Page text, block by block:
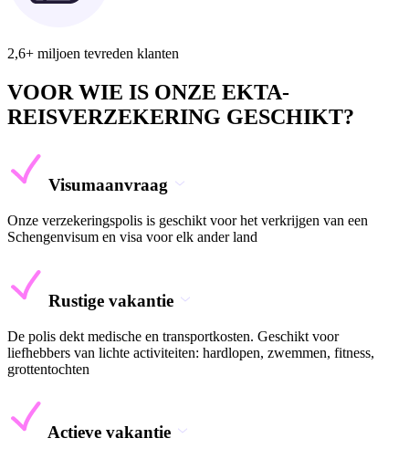
2,6+ miljoen tevreden klanten
VOOR WIE IS ONZE EKTA-
REISVERZEKERING GESCHIKT?
Visumaanvraag
Onze verzekeringspolis is geschikt voor het verkrijgen van een
Schengenvisum en visa voor elk ander land
Rustige vakantie
De polis dekt medische en transportkosten. Geschikt voor
liefhebbers van lichte activiteiten: hardlopen, zwemmen, fitness,
grottentochten
Actieve vakantie